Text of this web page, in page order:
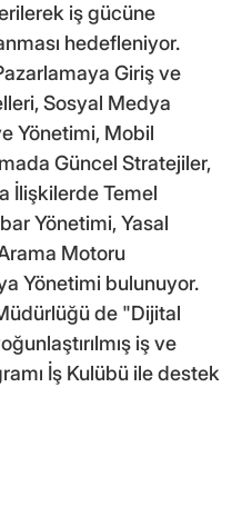
iş gücüne
hedefleniyor.
Giriş ve
Sosyal Medya
Yönetimi, Mobil
Güncel Stratejiler,
İlişkilerde Temel
Yönetimi, Yasal
Motoru
Yönetimi bulunuyor.
de "Dijital
iş ve
İş Kulübü ile destek